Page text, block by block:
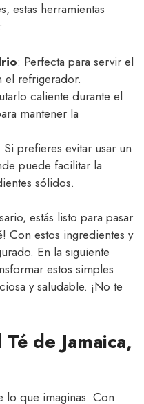
estas herramientas
: Perfecta para servir el
el refrigerador.
caliente durante el
mantener la
Si prefieres evitar usar un
puede facilitar la
sólidos.
estás listo para pasar
Con estos ingredientes y
En la siguiente
estos simples
y saludable. ¡No te
de Jamaica,
lo que imaginas. Con